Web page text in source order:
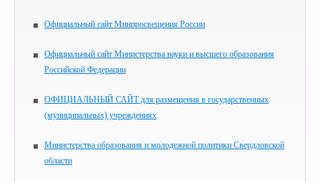
Официальный сайт Минпросвещения России
Официальный сайт Министерства науки и высшего образования
Российской Федерации
ОФИЦИАЛЬНЫЙ САЙТ для размещения в государственных
(муниципальных) учреждениях
Министерства образования и молодежной политики Свердловской
области